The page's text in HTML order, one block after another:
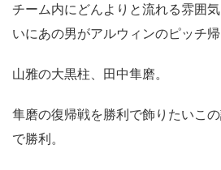
チーム内にどんよりと流れる雰囲
いにあの男がアルウィンのピッチ帰
山雅の大黒柱、田中隼磨。
隼磨の復帰戦を勝利で飾りたいこ
で勝利。